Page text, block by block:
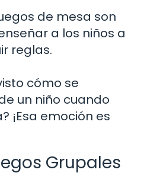
de mesa son
a los niños a
reglas.
cómo se
un niño cuando
¡Esa emoción es
Grupales